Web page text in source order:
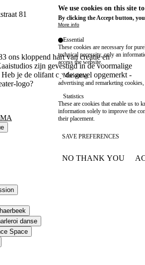
81
ons kloppend hart van creatie en
zijn gevestigd in de voormalige
je de olifant op de gevel opgemerkt -
logo?
danse
Space
We use cookies on this site
By clicking the Accept button,
More info
Essential
These cookies are necessary for
technical necessity, only an
access the website.
Marketing
advertising and remarketing cookies,
Statistics
These are cookies that enable us to
information solely to improve the
their placement.
SAVE PREFERENCES
NO THANK YOU
WITHDRAW